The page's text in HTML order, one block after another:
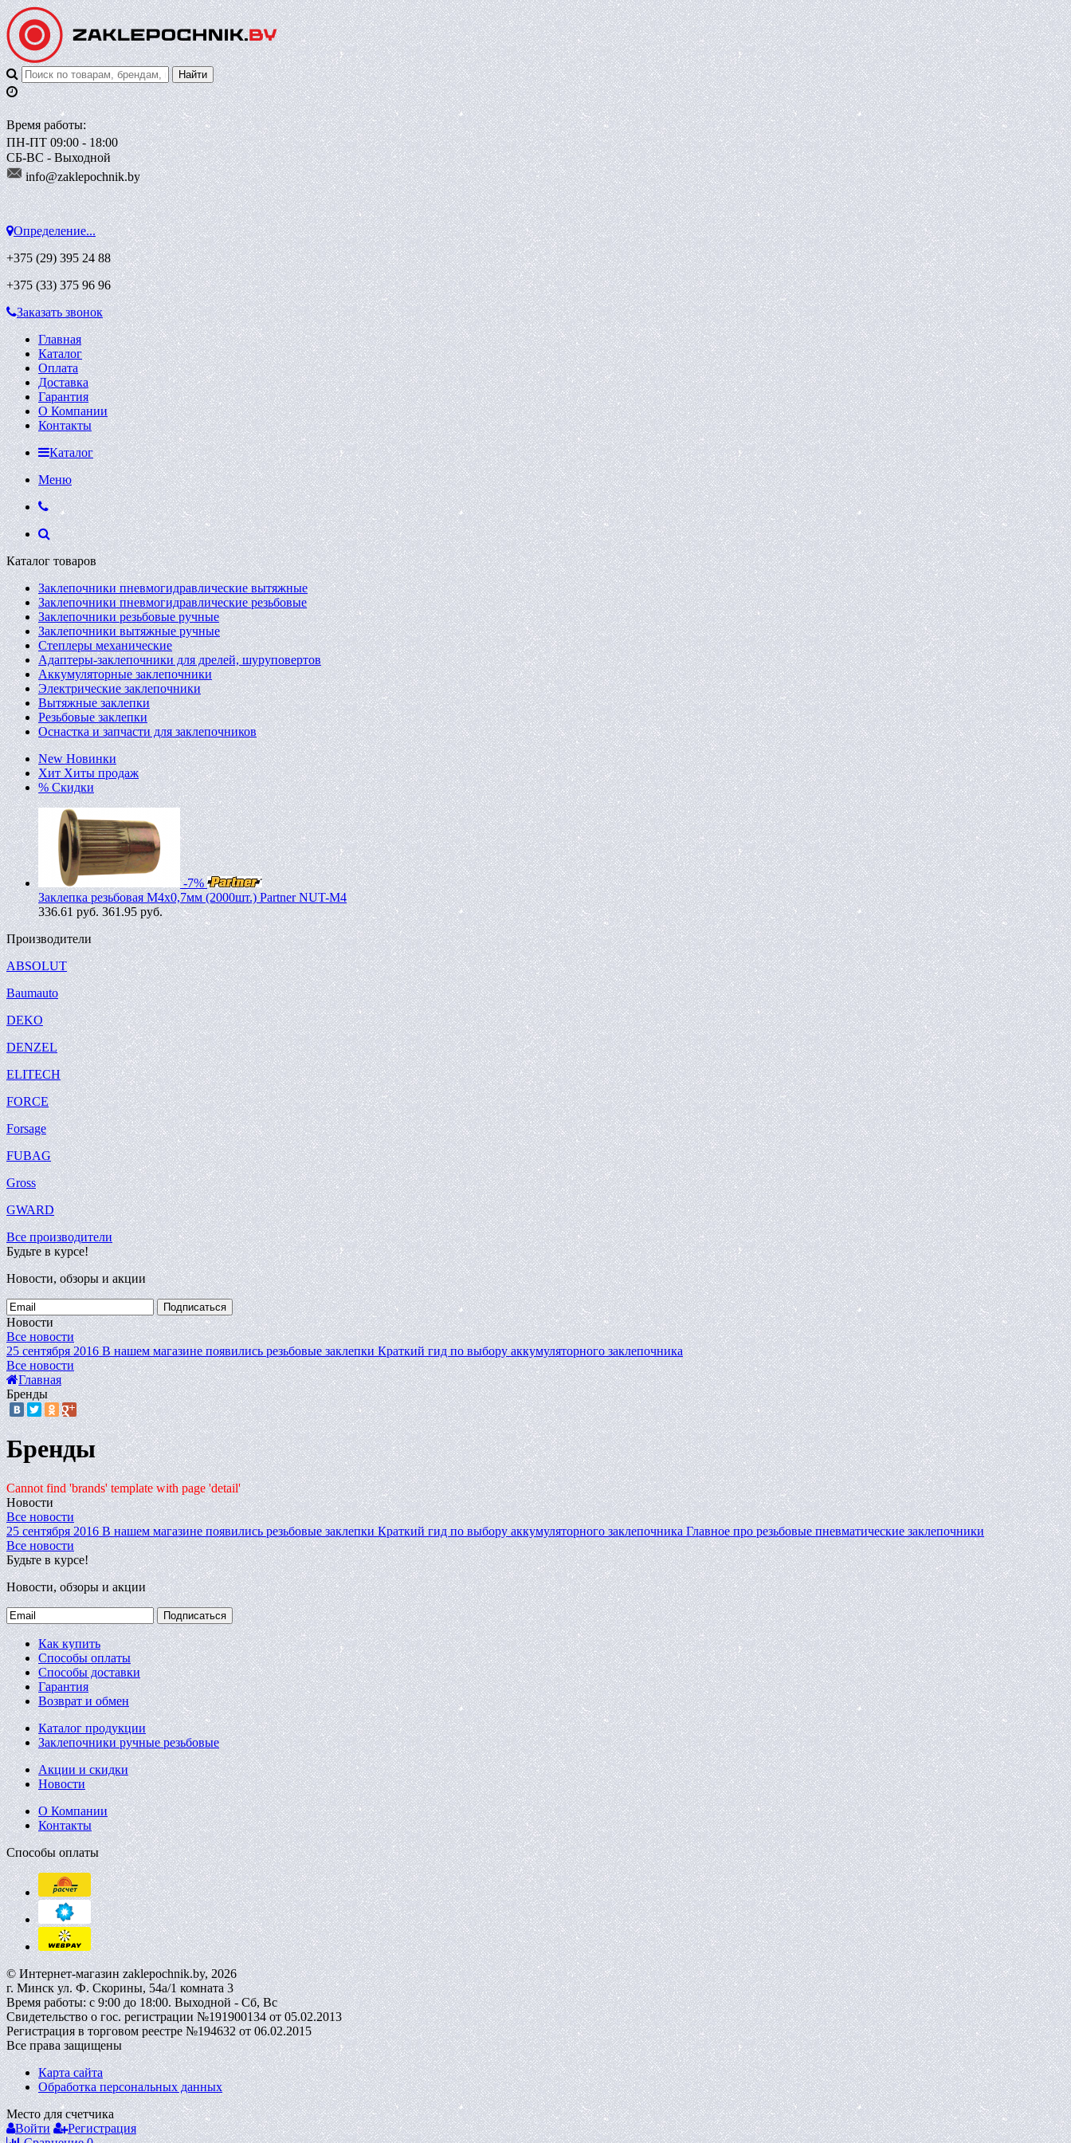
Время работы:
ПН-ПТ 09:00 - 18:00
СБ-ВС - Выходной
info@zaklepochnik.by
Определение...
+375 (29)395 24 88
+375 (33)375 96 96
Заказать звонок
Главная
Каталог
Оплата
Доставка
Гарантия
О Компании
Контакты
Каталог
Меню
Каталог товаров
Заклепочники пневмогидравлические вытяжные
Заклепочники пневмогидравлические резьбовые
Заклепочники резьбовые ручные
Заклепочники вытяжные ручные
Степлеры механические
Адаптеры-заклепочники для дрелей, шуруповертов
Аккумуляторные заклепочники
Электрические заклепочники
Вытяжные заклепки
Резьбовые заклепки
Оснастка и запчасти для заклепочников
New Новинки
Хит Хиты продаж
% Скидки
-7%
Заклепка резьбовая M4х0,7мм (2000шт.) Partner NUT-M4
336.61руб. 361.95 руб.
Производители
ABSOLUT
Baumauto
DEKO
DENZEL
ELITECH
FORCE
Forsage
FUBAG
Gross
GWARD
Все производители
Будьте в курсе!
Новости, обзоры и акции
Подписаться
Новости
Все новости
25 сентября 2016 В нашем магазине появились резьбовые заклепки Краткий гид по выбору аккумуляторного заклепочника
Все новости
Главная
Бренды
Бренды
Cannot find 'brands' template with page 'detail'
Новости
Все новости
25 сентября 2016 В нашем магазине появились резьбовые заклепки Краткий гид по выбору аккумуляторного заклепочника Главное про резьбовые пневматические заклепочники
Все новости
Будьте в курсе!
Новости, обзоры и акции
Подписаться
Как купить
Способы оплаты
Способы доставки
Гарантия
Возврат и обмен
Каталог продукции
Заклепочники ручные резьбовые
Акции и скидки
Новости
О Компании
Контакты
Способы оплаты
© Интернет-магазин zaklepochnik.by, 2026
г. Минск ул. Ф. Скорины, 54а/1 комната 3
Время работы: с 9:00 до 18:00. Выходной - Сб, Вс
Свидетельство о гос. регистрации №191900134 от 05.02.2013
Регистрация в торговом реестре №194632 от 06.02.2015
Все права защищены
Карта сайта
Обработка персональных данных
Место для счетчика
Войти
Регистрация